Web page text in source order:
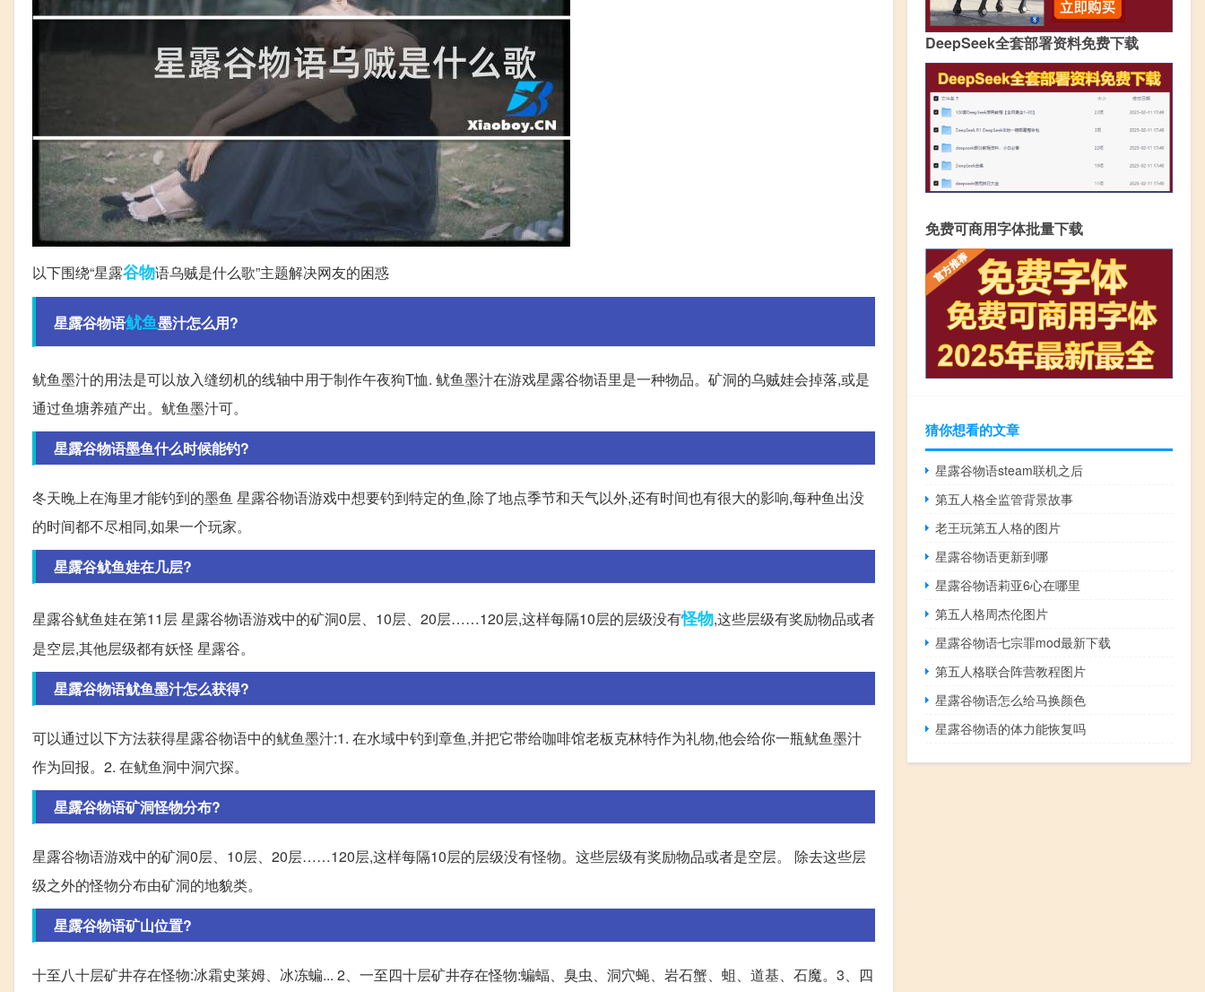
以下围绕“星露谷物语乌贼是什么歌”主题解决网友的困惑
星露谷物语鱿鱼墨汁怎么用?
鱿鱼墨汁的用法是可以放入缝纫机的线轴中用于制作午夜狗T恤. 鱿鱼墨汁在游戏星露谷物语里是一种物品。矿洞的乌贼娃会掉落,或是
通过鱼塘养殖产出。鱿鱼墨汁可。
星露谷物语墨鱼什么时候能钓?
冬天晚上在海里才能钓到的墨鱼 星露谷物语游戏中想要钓到特定的鱼,除了地点季节和天气以外,还有时间也有很大的影响,每种鱼出没
的时间都不尽相同,如果一个玩家。
星露谷鱿鱼娃在几层?
星露谷鱿鱼娃在第11层 星露谷物语游戏中的矿洞0层、10层、20层……120层,这样每隔10层的层级没有怪物,这些层级有奖励物品或者
是空层,其他层级都有妖怪 星露谷。
星露谷物语鱿鱼墨汁怎么获得?
可以通过以下方法获得星露谷物语中的鱿鱼墨汁:1. 在水域中钓到章鱼,并把它带给咖啡馆老板克林特作为礼物,他会给你一瓶鱿鱼墨汁
作为回报。2. 在鱿鱼洞中洞穴探。
星露谷物语矿洞怪物分布?
星露谷物语游戏中的矿洞0层、10层、20层……120层,这样每隔10层的层级没有怪物。这些层级有奖励物品或者是空层。 除去这些层
级之外的怪物分布由矿洞的地貌类。
星露谷物语矿山位置?
十至八十层矿井存在怪物:冰霜史莱姆、冰冻蝙... 2、一至四十层矿井存在怪物:蝙蝠、臭虫、洞穴蝇、岩石蟹、蛆、道基、石魔。3、四
DeepSeek全套部署资料免费下载
免费可商用字体批量下载
猜你想看的文章
星露谷物语steam联机之后
第五人格全监管背景故事
老王玩第五人格的图片
星露谷物语更新到哪
星露谷物语莉亚6心在哪里
第五人格周杰伦图片
星露谷物语七宗罪mod最新下载
第五人格联合阵营教程图片
星露谷物语怎么给马换颜色
星露谷物语的体力能恢复吗